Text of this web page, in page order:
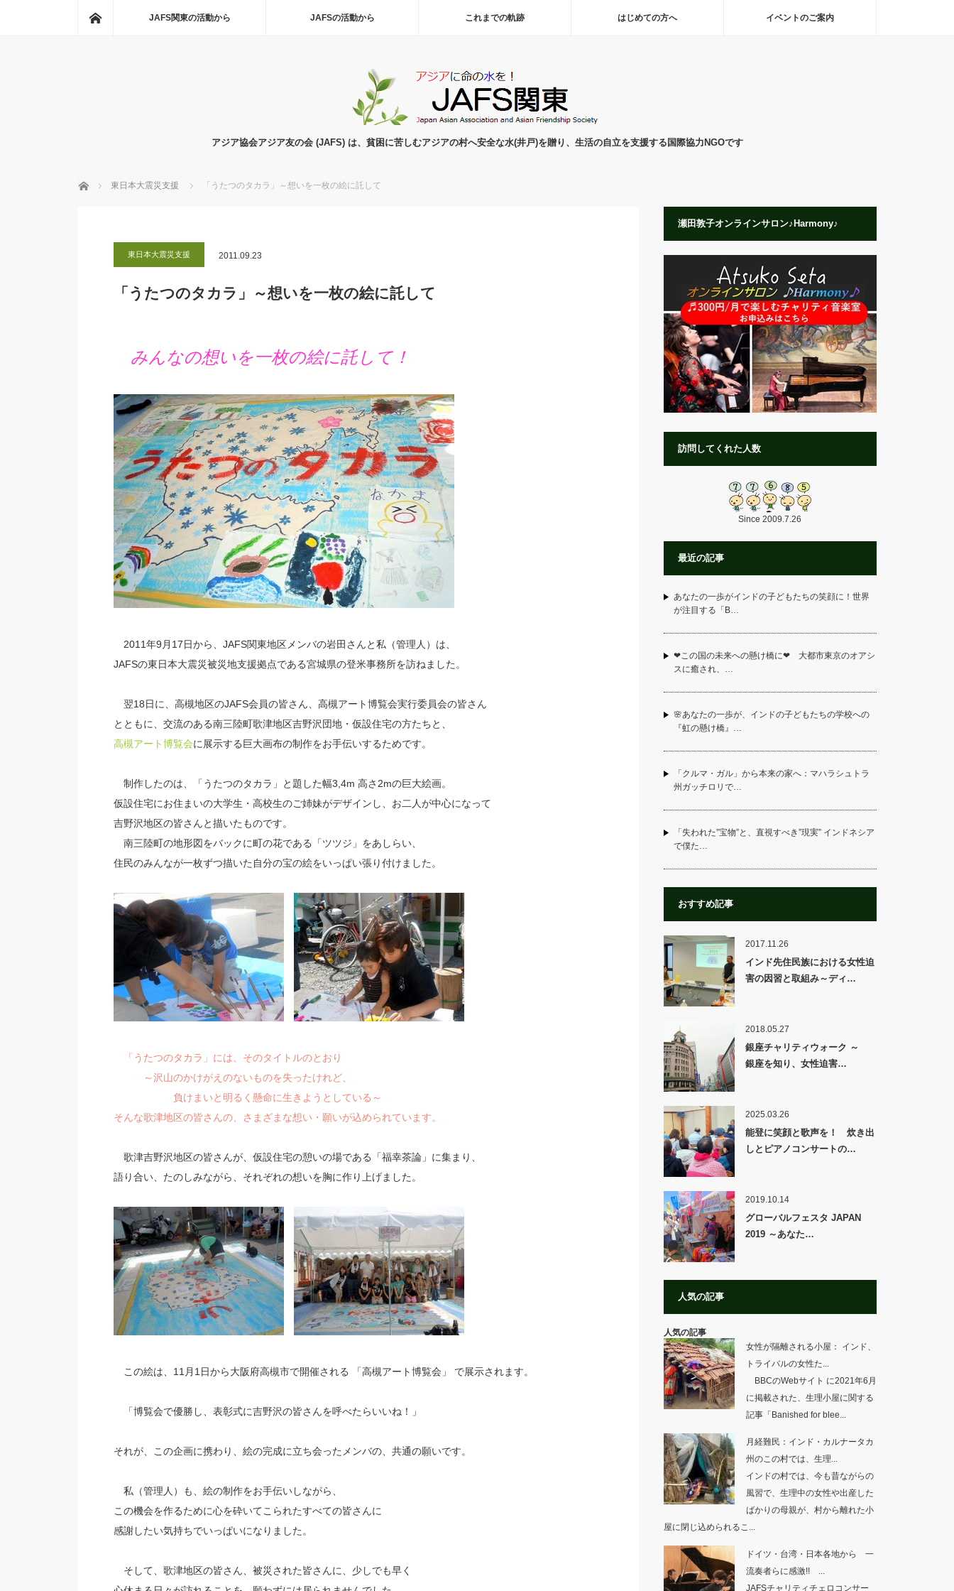
JAFS関東の活動から JAFSの活動から これまでの軌跡 はじめての方へ イベントのご案内
アジア協会アジア友の会 (JAFS) は、貧困に苦しむアジアの村へ安全な水(井戸)を贈り、生活の自立を支援する国際協力NGOです
ホーム 東日本大震災支援 「うたつのタカラ」～想いを一枚の絵に託して
東日本大震災支援 2011.09.23
「うたつのタカラ」～想いを一枚の絵に託して
みんなの想いを一枚の絵に託して！
2011年9月17日から、JAFS関東地区メンバの岩田さんと私（管理人）は、
JAFSの東日本大震災被災地支援拠点である宮城県の登米事務所を訪ねました。
翌18日に、高槻地区のJAFS会員の皆さん、高槻アート博覧会実行委員会の皆さん
とともに、交流のある南三陸町歌津地区吉野沢団地・仮設住宅の方たちと、
高槻アート博覧会に展示する巨大画布の制作をお手伝いするためです。
制作したのは、「うたつのタカラ」と題した幅3,4m 高さ2mの巨大絵画。
仮設住宅にお住まいの大学生・高校生のご姉妹がデザインし、お二人が中心になって
吉野沢地区の皆さんと描いたものです。
南三陸町の地形図をバックに町の花である「ツツジ」をあしらい、
住民のみんなが一枚ずつ描いた自分の宝の絵をいっぱい張り付けました。
「うたつのタカラ」には、そのタイトルのとおり
～沢山のかけがえのないものを失ったけれど、
負けまいと明るく懸命に生きようとしている～
そんな歌津地区の皆さんの、さまざまな想い・願いが込められています。
歌津吉野沢地区の皆さんが、仮設住宅の憩いの場である「福幸茶論」に集まり、
語り合い、たのしみながら、それぞれの想いを胸に作り上げました。
この絵は、11月1日から大阪府高槻市で開催される 「高槻アート博覧会」 で展示されます。
「博覧会で優勝し、表彰式に吉野沢の皆さんを呼べたらいいね！」
それが、この企画に携わり、絵の完成に立ち会ったメンバの、共通の願いです。
私（管理人）も、絵の制作をお手伝いしながら、
この機会を作るために心を砕いてこられたすべての皆さんに
感謝したい気持ちでいっぱいになりました。
そして、歌津地区の皆さん、被災された皆さんに、少しでも早く
瀬田敦子オンラインサロン♪Harmony♪
訪問してくれた人数
Since 2009.7.26
最近の記事
あなたの一歩がインドの子どもたちの笑顔に！世界
が注目する「B…
❤この国の未来への懸け橋に❤ 大都市東京のオアシ
スに癒され、…
🌸あなたの一歩が、インドの子どもたちの学校への
『虹の懸け橋』…
「クルマ・ガル」から本来の家へ：マハラシュトラ
州ガッチロリで…
「失われた”宝物”と、直視すべき”現実” インドネシア
で僕た…
おすすめ記事
2017.11.26
インド先住民族における女性迫
害の因習と取組み～ディ…
2018.05.27
銀座チャリティウォーク ～
銀座を知り、女性迫害…
2025.03.26
能登に笑顔と歌声を！ 炊き出
しとピアノコンサートの…
2019.10.14
グローバルフェスタ JAPAN
2019 ～あなた…
人気の記事
人気の記事
女性が隔離される小屋： インド、
トライバルの女性た...
BBCのWebサイト に2021年6月
に掲載された、生理小屋に関する
記事「Banished for blee...
月経難民：インド・カルナータカ
州のこの村では、生理...
インドの村では、今も昔ながらの
風習で、生理中の女性や出産した
ばかりの母親が、村から離れた小
屋に閉じ込められるこ...
ドイツ・台湾・日本各地から 一
流奏者らに感激!! ...
JAFSチャリティチェロコンサー